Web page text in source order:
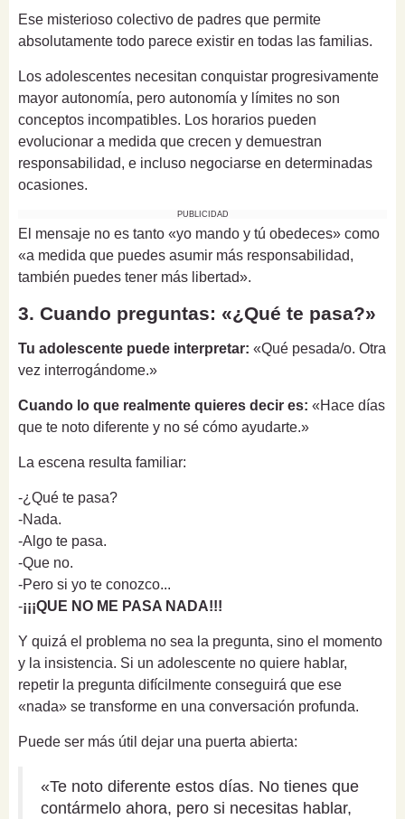
Ese misterioso colectivo de padres que permite
absolutamente todo parece existir en todas las familias.
Los adolescentes necesitan conquistar progresivamente
mayor autonomía, pero autonomía y límites no son
conceptos incompatibles. Los horarios pueden
evolucionar a medida que crecen y demuestran
responsabilidad, e incluso negociarse en determinadas
ocasiones.
PUBLICIDAD
El mensaje no es tanto «yo mando y tú obedeces» como
«a medida que puedes asumir más responsabilidad,
también puedes tener más libertad».
3. Cuando preguntas: «¿Qué te pasa?»
Tu adolescente puede interpretar: «Qué pesada/o. Otra
vez interrogándome.»
Cuando lo que realmente quieres decir es: «Hace días
que te noto diferente y no sé cómo ayudarte.»
La escena resulta familiar:
-¿Qué te pasa?
-Nada.
-Algo te pasa.
-Que no.
-Pero si yo te conozco...
-¡¡¡QUE NO ME PASA NADA!!!
Y quizá el problema no sea la pregunta, sino el momento
y la insistencia. Si un adolescente no quiere hablar,
repetir la pregunta difícilmente conseguirá que ese
«nada» se transforme en una conversación profunda.
Puede ser más útil dejar una puerta abierta:
«Te noto diferente estos días. No tienes que
contármelo ahora, pero si necesitas hablar,